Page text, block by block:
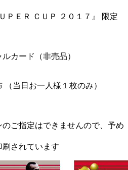
ＰＥＲ ＣＵＰ ２０１７』 限定
カード（非売品）
当日お一人様１枚のみ）
ご指定はできませんので、予め
されています